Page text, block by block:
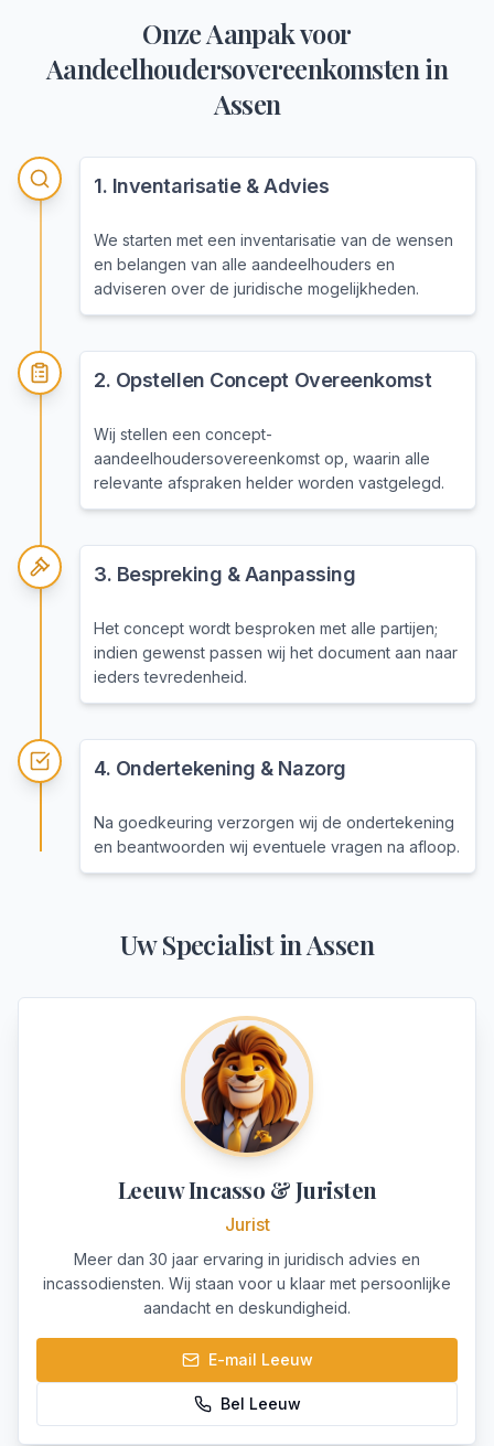
Onze Aanpak voor
Aandeelhoudersovereenkomstenin
Assen
1. Inventarisatie & Advies
We starten met een inventarisatie van de wensen
en belangen van alle aandeelhouders en
adviseren over de juridische mogelijkheden.
2. Opstellen Concept Overeenkomst
Wij stellen een concept-
aandeelhoudersovereenkomst op, waarin alle
relevante afspraken helder worden vastgelegd.
3. Bespreking & Aanpassing
Het concept wordt besproken met alle partijen;
indien gewenst passen wij het document aan naar
ieders tevredenheid.
4. Ondertekening & Nazorg
Na goedkeuring verzorgen wij de ondertekening
en beantwoorden wij eventuele vragen na afloop.
Uw Specialist inAssen
Leeuw Incasso & Juristen
Jurist
Meer dan 30 jaar ervaring in juridisch advies en
incassodiensten. Wij staan voor u klaar met persoonlijke
aandacht en deskundigheid.
E-mail Leeuw
Bel Leeuw